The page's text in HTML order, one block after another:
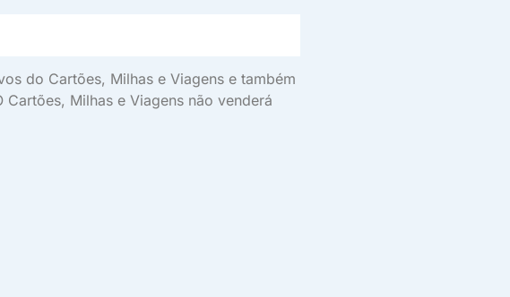
do Cartões, Milhas e Viagens e também
Milhas e Viagens não venderá